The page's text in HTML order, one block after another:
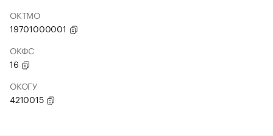
ОКТМО
19701000001
ОКФС
16
ОКОГУ
4210015